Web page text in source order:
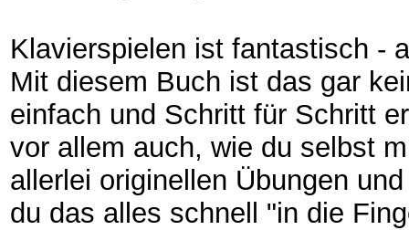
Klavierspielen ist fantastisch -
Mit diesem Buch ist das gar
einfach und Schritt für Schritt
vor allem auch, wie du selbst
allerlei originellen Übungen
du das alles schnell "in die